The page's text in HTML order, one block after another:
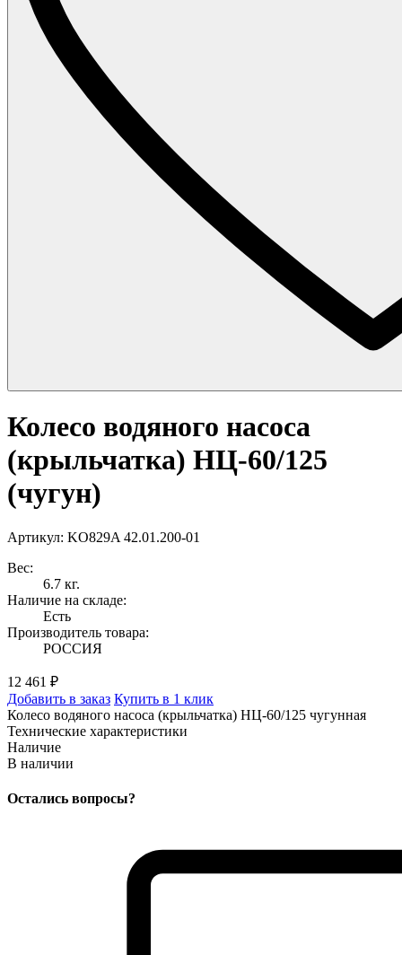
Колесо водяного насоса
(крыльчатка) НЦ-60/125
(чугун)
Артикул: KO829A 42.01.200-01
Вес:
6.7 кг.
Наличие на складе:
Есть
Производитель товара:
РОССИЯ
12 461 ₽
Добавить в заказ Купить в 1 клик
Колесо водяного насоса (крыльчатка) НЦ-60/125 чугунная
Технические характеристики
Наличие
В наличии
Остались вопросы?